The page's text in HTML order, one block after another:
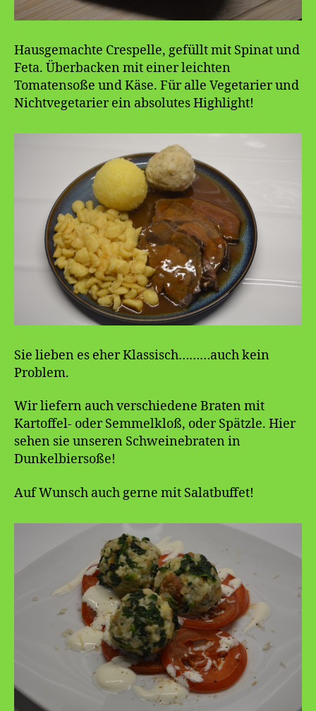
Hausgemachte Crespelle, gefüllt mit Spinat und
Feta. Überbacken mit einer leichten
Tomatensoße und Käse. Für alle Vegetarier und
Nichtvegetarier ein absolutes Highlight!
Sie lieben es eher Klassisch………auch kein
Problem.
Wir liefern auch verschiedene Braten mit
Kartoffel- oder Semmelkloß, oder Spätzle. Hier
sehen sie unseren Schweinebraten in
Dunkelbiersoße!
Auf Wunsch auch gerne mit Salatbuffet!